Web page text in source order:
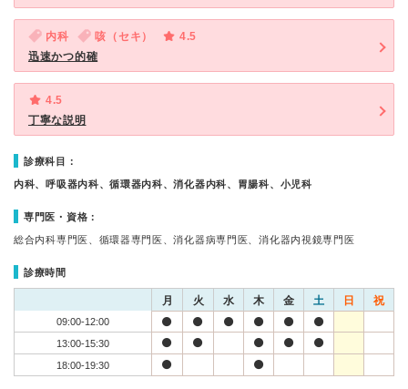
内科 咳（セキ）
4.5
迅速かつ的確
4.5
丁寧な説明
診療科目：
内科、呼吸器内科、循環器内科、消化器内科、胃腸科、小児科
専門医・資格：
総合内科専門医、循環器専門医、消化器病専門医、消化器内視鏡専門医
診療時間
月 火 水 木 金 土 日 祝
09:00-12:00
13:00-15:30
18:00-19:30